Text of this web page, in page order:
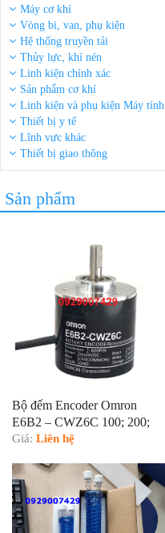
Máy cơ khí
Vòng bi, van, phụ kiện
Hệ thống truyền tải
Thủy lực, khí nén
Linh kiện chính xác
Sản phẩm cơ khí
Linh kiện và phụ kiện Máy tính
Thiết bị y tế
Lĩnh vực khác
Thiết bị giao thông
Sản phẩm
Bộ đếm Encoder Omron
E6B2 – CWZ6C 100; 200;
360; 600; 1000;1024 P/R
Giá: Liên hệ